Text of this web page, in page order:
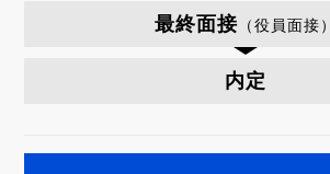
最終面接（役員面接）
内定